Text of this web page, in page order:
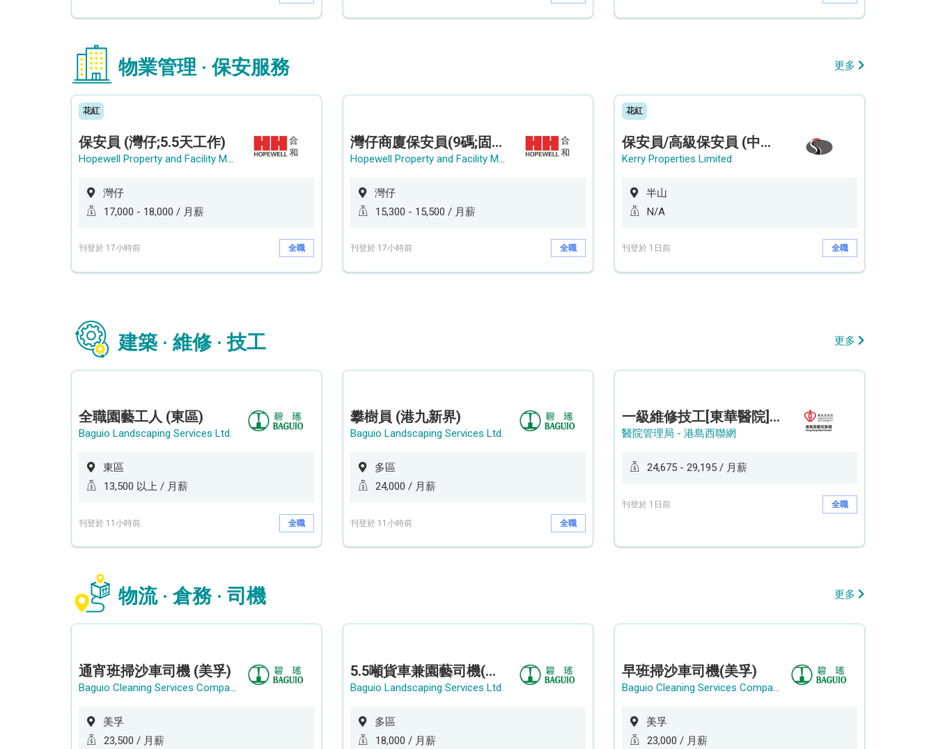
物業管理 · 保安服務 更多
花紅
保安員 (灣仔;5.5天工作)
Hopewell Property and Facility Management Ltd. 合和物業及設施管理有限公司
灣仔
17,000 - 18,000 / 月薪
刊登於 17小時前 全職
灣仔商廈保安員(9碼;固定中班)
Hopewell Property and Facility Management Ltd. 合和物業及設施管理有限公司
灣仔
15,300 - 15,500 / 月薪
刊登於 17小時前 全職
花紅
保安員/高級保安員 (中環半山住宅 - 9/12小時)
Kerry Properties Limited
半山
N/A
刊登於 1日前 全職
建築 · 維修 · 技工 更多
全職園藝工人 (東區)
Baguio Landscaping Services Ltd.
東區
13,500 以上 / 月薪
刊登於 11小時前 全職
攀樹員 (港九新界)
Baguio Landscaping Services Ltd.
多區
24,000 / 月薪
刊登於 11小時前 全職
一級維修技工[東華醫院] - (參考編號: HKIC202608103)
醫院管理局 - 港島西聯網
24,675 - 29,195 / 月薪
刊登於 1日前 全職
物流 · 倉務 · 司機 更多
通宵班掃沙車司機 (美孚)
Baguio Cleaning Services Company Limited
美孚
23,500 / 月薪
5.5噸貨車兼園藝司機(港九新界)
Baguio Landscaping Services Ltd.
多區
18,000 / 月薪
早班掃沙車司機(美孚)
Baguio Cleaning Services Company Limited
美孚
23,000 / 月薪